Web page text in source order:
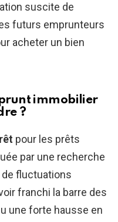
suscite de
futurs emprunteurs
acheter un bien
immobilier
?
pour les prêts
par une recherche
fluctuations
franchi la barre des
une forte hausse en